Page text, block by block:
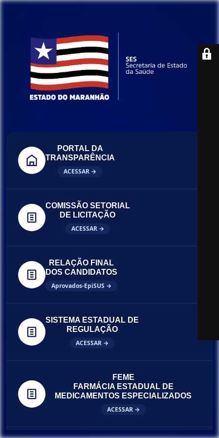
PORTAL DA
TRANSPARÊNCIA
ACESSAR →
COMISSÃO SETORIAL
DE LICITAÇÃO
ACESSAR →
RELAÇÃO FINAL
DOS CANDIDATOS
Aprovados-EpiSUS →
SISTEMA ESTADUAL DE
REGULAÇÃO
ACESSAR →
FEME
FARMÁCIA ESTADUAL DE
MEDICAMENTOS ESPECIALIZADOS
ACESSAR →